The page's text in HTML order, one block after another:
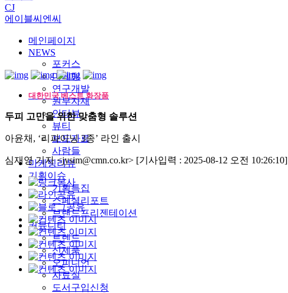
CJ
에이블씨엔씨
메인페이지
NEWS
포커스
마케팅
연구개발
원부자재
인터뷰
뷰티
보도자료
사람들
마케팅리뷰
기획이슈
기획특집
스페셜리포트
브랜드프리젠테이션
커뮤니티
트렌드
신제품
오피니언
자료실
도서구입신청
대한민국 베스트 화장품
두피 고민을 위한 맞춤형 솔루션
아윤채, ‘리파이닝 3종’ 라인 출시
심재영 기자 <jysim@cmn.co.kr> [기사입력 : 2025-08-12 오전 10:26:10]